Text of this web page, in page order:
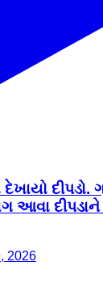
દીપડો.
આવા દીપડાને
2026